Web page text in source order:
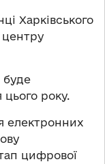
Харківського
центру
буде
року.
електронних
цифрової